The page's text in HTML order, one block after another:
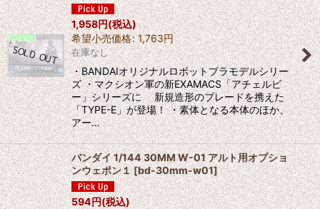
1,958円(税込)
希望小売価格: 1,763円
在庫なし
・BANDAIオリジナルロボットプラモデルシリー
ズ ・マクシオン軍の新EXAMACS「アチェルビ
ー」シリーズに 新規造形のブレードを携えた
「TYPE-E」が登場！ ・素体となる本体のほか、
アー…
バンダイ 1/144 30MM W-01 アルト用オプショ
ンウェポン１ [bd-30mm-w01]
594円(税込)